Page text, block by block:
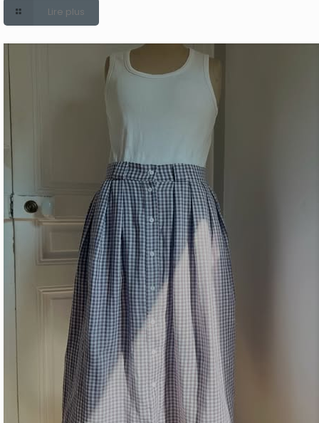
Lire plus